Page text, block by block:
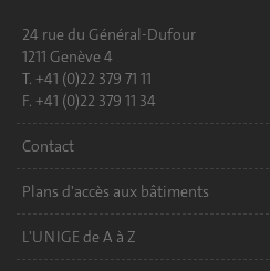
24 rue du Général-Dufour
1211 Genève 4
T. +41 (0)22 379 71 11
F. +41 (0)22 379 11 34
Contact
Plans d'accès aux bâtiments
L'UNIGE de A à Z